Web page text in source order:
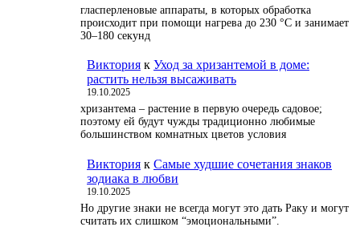
гласперленовые аппараты, в которых обработка
происходит при помощи нагрева до 230 °С и занимает
30–180 секунд
Виктория к Уход за хризантемой в доме:
растить нельзя высаживать
19.10.2025
хризантема – растение в первую очередь садовое;
поэтому ей будут чужды традиционно любимые
большинством комнатных цветов условия
Виктория к Самые худшие сочетания знаков
зодиака в любви
19.10.2025
Но другие знаки не всегда могут это дать Раку и могут
считать их слишком “эмоциональными”.